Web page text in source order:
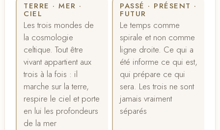
TERRE · MER ·
CIEL
Les trois mondes de
la cosmologie
celtique. Tout être
vivant appartient aux
trois à la fois : il
marche sur la terre,
respire le ciel et porte
en lui les profondeurs
de la mer
PASSÉ · PRÉSENT ·
FUTUR
Le temps comme
spirale et non comme
ligne droite. Ce qui a
été informe ce qui est,
qui prépare ce qui
sera. Les trois ne sont
jamais vraiment
séparés